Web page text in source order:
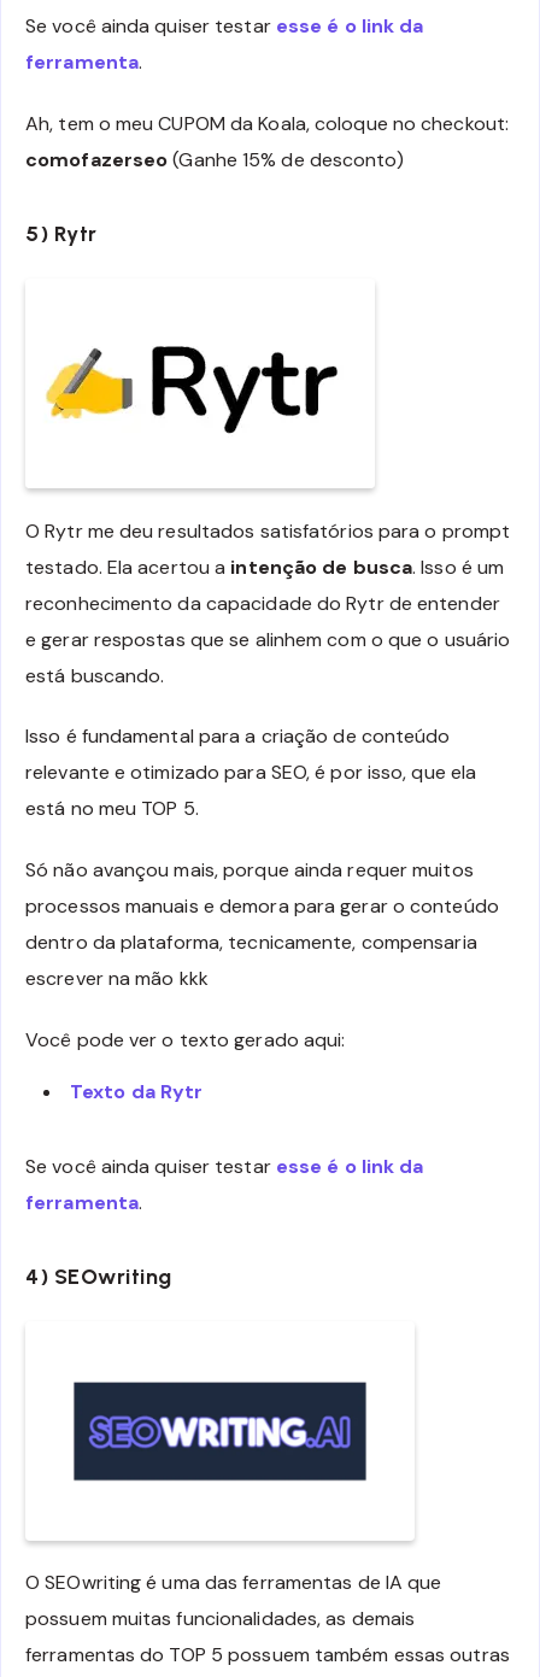
Se você ainda quiser testar esse é o link da
ferramenta.
Ah, tem o meu CUPOM da Koala, coloque no checkout:
comofazerseo(Ganhe 15% de desconto)
5) Rytr
O Rytr me deu resultados satisfatórios para o prompt
testado. Ela acertou a intenção de busca. Isso é um
reconhecimento da capacidade do Rytr de entender
e gerar respostas que se alinhem com o que o usuário
está buscando.
Isso é fundamental para a criação de conteúdo
relevante e otimizado para SEO, é por isso, que ela
está no meu TOP 5.
Só não avançou mais, porque ainda requer muitos
processos manuais e demora para gerar o conteúdo
dentro da plataforma, tecnicamente, compensaria
escrever na mão kkk
Você pode ver o texto gerado aqui:
Texto da Rytr
Se você ainda quiser testar esse é o link da
ferramenta.
4) SEOwriting
O SEOwriting é uma das ferramentas de IA que
possuem muitas funcionalidades, as demais
ferramentas do TOP 5 possuem também essas outras